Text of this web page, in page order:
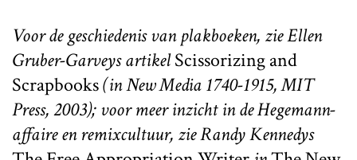
Voor de geschiedenis van plakboeken, zie Ellen
Gruber-Garveys artikelScissorizing and
Scrapbooks(in New Media 1740-1915, MIT
Press, 2003); voor meer inzicht in de Hegemann-
affaire en remixcultuur, zie Randy Kennedys